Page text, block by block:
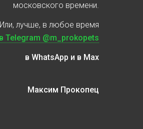
московского времени.
Или, лучше, в любое время
в Telegram @m_prokopets
в WhatsApp и в Max
Максим Прокопец